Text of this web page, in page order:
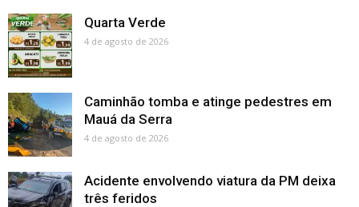
Quarta Verde
4 de agosto de 2026
Caminhão tomba e atinge pedestres em
Mauá da Serra
4 de agosto de 2026
Acidente envolvendo viatura da PM deixa
três feridos